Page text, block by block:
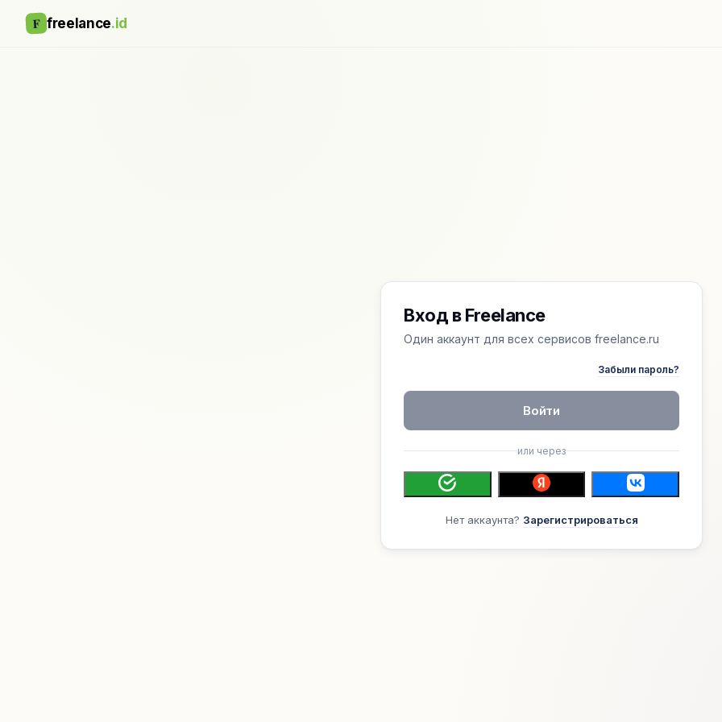
F freelance.id
Вход в Freelance
Один аккаунт для всех сервисов freelance.ru
Забыли пароль?
Войти
или через
Нет аккаунта? Зарегистрироваться